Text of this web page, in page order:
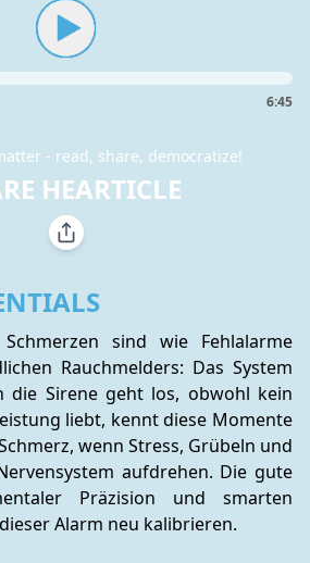
6:45
- read, share, democratize!
HEARTICLE
Schmerzen sind wie Fehlalarme
Rauchmelders: Das System
die Sirene geht los, obwohl kein
liebt, kennt diese Momente
wenn Stress, Grübeln und
aufdrehen. Die gute
Präzision und smarten
Alarm neu kalibrieren.